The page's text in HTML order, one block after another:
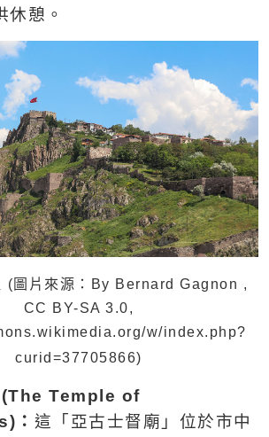
休憩。
( 圖片來源：By Bernard Gagnon ,
CC BY-SA 3.0,
w/index.php?
curid=37705866)
(The Temple of
： 這「亞古士督廟」位於市中